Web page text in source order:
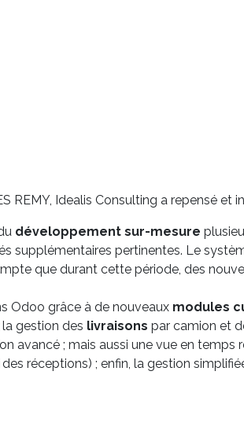
REMY, Idealis Consulting a repensé et
développement sur-mesure
supplémentaires pertinentes. Le
que durant cette période, des
Odoo grâce à de nouveaux modules
gestion des livraisons par camion et
avancé ; mais aussi une vue en temps
réceptions) ; enfin, la gestion